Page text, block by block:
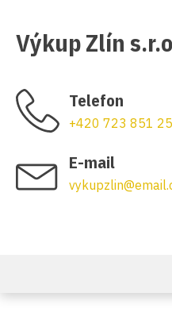
Výkup Zlín
Telefon
+420 723 851
E-mail